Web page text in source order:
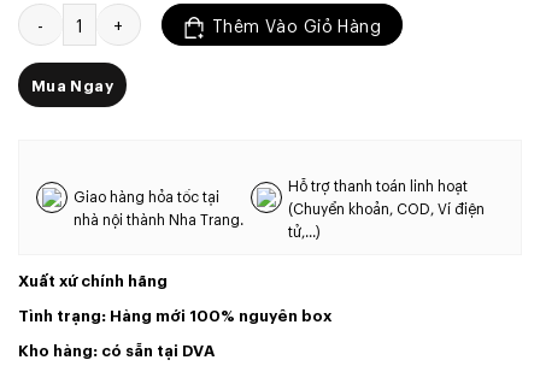
Vỏ ampli 4 kênh pro FX32 - Chiều sâu 33cm số lượng
Thêm Vào Giỏ Hàng
Mua Ngay
Giao hàng hỏa tốc tại
nhà nội thành Nha Trang.
Hỗ trợ thanh toán linh hoạt
(Chuyển khoản, COD, Ví điện
tử,...)
Xuất xứ chính hãng
Tình trạng: Hàng mới 100% nguyên box
Kho hàng: có sẵn tại DVA